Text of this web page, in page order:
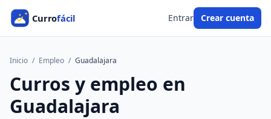
Entrar Crear cuenta
Inicio / Empleo / Guadalajara
Curros y empleo en
Guadalajara